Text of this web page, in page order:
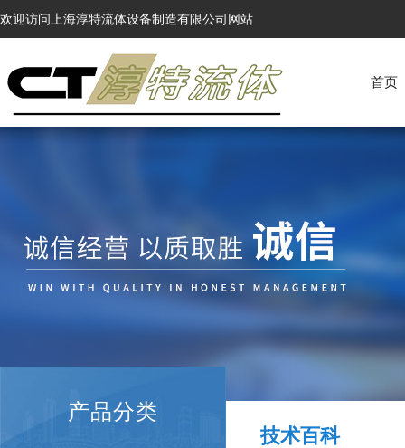
欢迎访问上海淳特流体设备制造有限公司网站
首页
产品分类
技术百科